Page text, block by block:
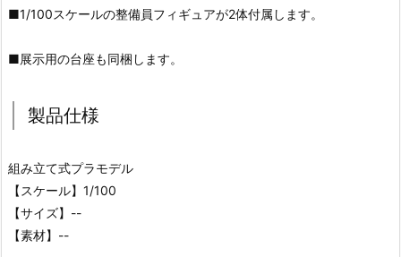
■1/100スケールの整備員フィギュアが2体付属します。
■展示用の台座も同梱します。
製品仕様
組み立て式プラモデル
【スケール】1/100
【サイズ】--
【素材】--